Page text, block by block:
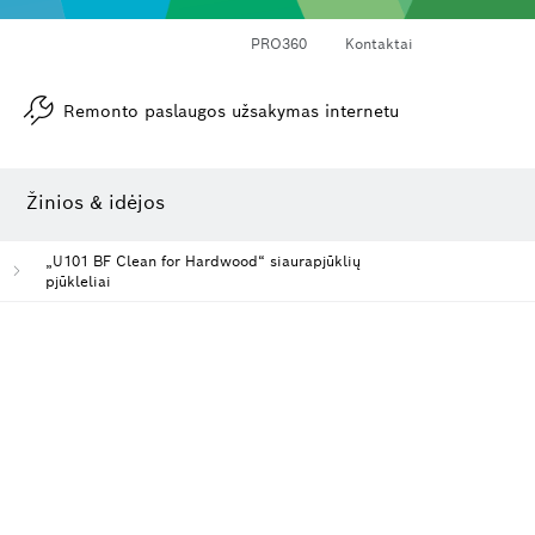
PRO360 Kontaktai
Remonto paslaugos užsakymas internetu
Žinios & idėjos
„U101 BF Clean for Hardwood“ siaurapjūklių
pjūkleliai